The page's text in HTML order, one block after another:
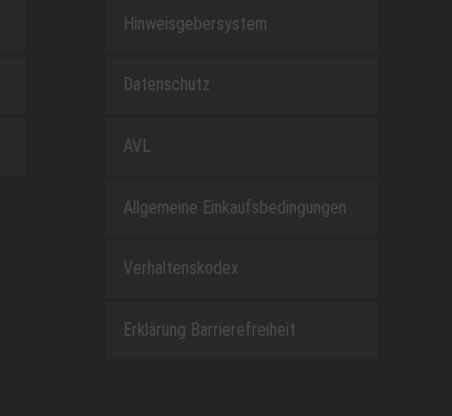
Hinweisgebersystem
Datenschutz
AVL
Allgemeine Einkaufsbedingungen
Verhaltenskodex
Erklärung Barrierefreiheit